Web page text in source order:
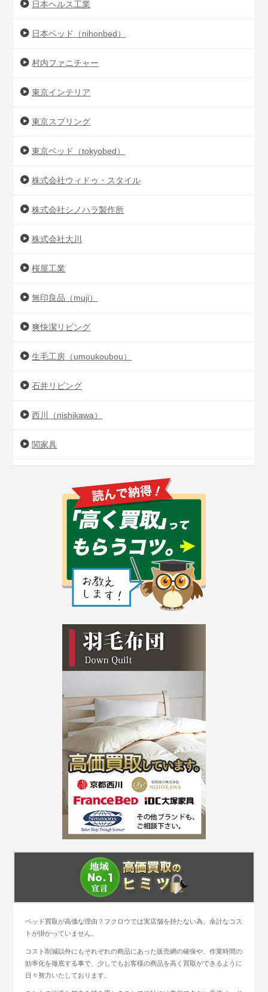
日本ヘルス工業
日本ベッド（nihonbed）
村内ファニチャー
東京インテリア
東京スプリング
東京ベッド（tokyobed）
株式会社ウィドゥ・スタイル
株式会社シノハラ製作所
株式会社大川
桜屋工業
無印良品（muji）
爽快潔リビング
生毛工房（umoukoubou）
石井リビング
西川（nishikawa）
関家具
ベッド買取が高価な理由？フクロウでは実店舗を持たない為、余計なコス
トが掛かっていません。
コスト削減以外にもそれぞれの商品にあった販売網の確保や、作業時間の
効率化を徹底する事で、少しでもお客様の商品を高く買取ができるように
日々努力いたしております。